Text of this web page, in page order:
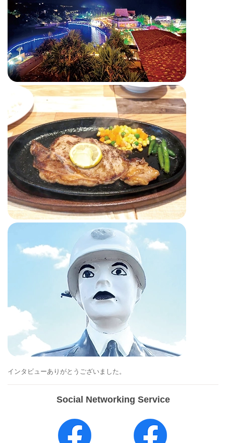
インタビューありがとうございました。
Social Networking Service